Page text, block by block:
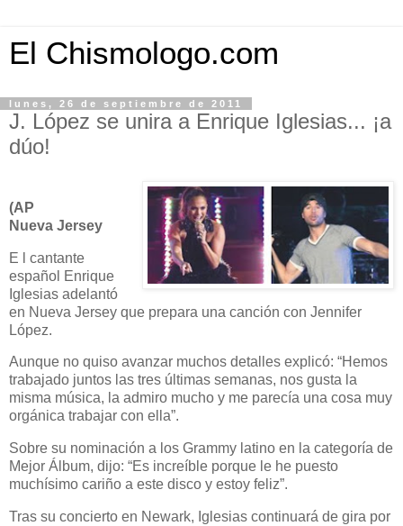
El Chismologo.com
lunes, 26 de septiembre de 2011
J. López se unira a Enrique Iglesias... ¡a
dúo!
(AP
Nueva Jersey
E l cantante
español Enrique
Iglesias adelantó
en Nueva Jersey que prepara una canción con Jennifer
López.
Aunque no quiso avanzar muchos detalles explicó: “Hemos
trabajado juntos las tres últimas semanas, nos gusta la
misma música, la admiro mucho y me parecía una cosa muy
orgánica trabajar con ella”.
Sobre su nominación a los Grammy latino en la categoría de
Mejor Álbum, dijo: “Es increíble porque le he puesto
muchísimo cariño a este disco y estoy feliz”.
Tras su concierto en Newark, Iglesias continuará de gira por